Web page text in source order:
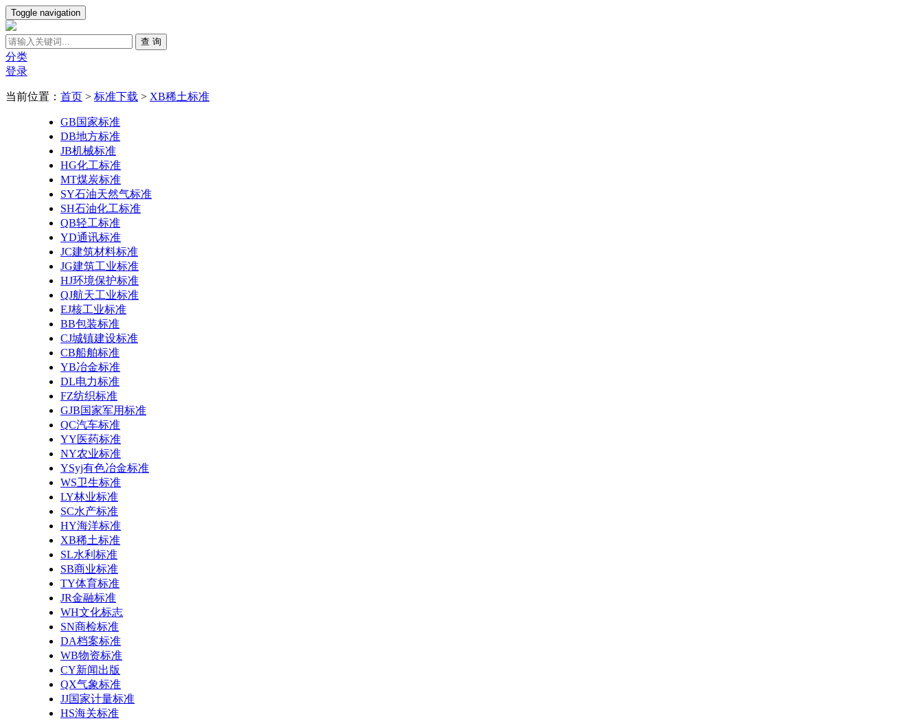
Toggle navigation
查 询
分类
登录
当前位置： 首页 > 标准下载 > XB稀土标准
GB国家标准
DB地方标准
JB机械标准
HG化工标准
MT煤炭标准
SY石油天然气标准
SH石油化工标准
QB轻工标准
YD通讯标准
JC建筑材料标准
JG建筑工业标准
HJ环境保护标准
QJ航天工业标准
EJ核工业标准
BB包装标准
CJ城镇建设标准
CB船舶标准
YB冶金标准
DL电力标准
FZ纺织标准
GJB国家军用标准
QC汽车标准
YY医药标准
NY农业标准
YSyj有色冶金标准
WS卫生标准
LY林业标准
SC水产标准
HY海洋标准
XB稀土标准
SL水利标准
SB商业标准
TY体育标准
JR金融标准
WH文化标志
SN商检标准
DA档案标准
WB物资标准
CY新闻出版
QX气象标准
JJ国家计量标准
HS海关标准